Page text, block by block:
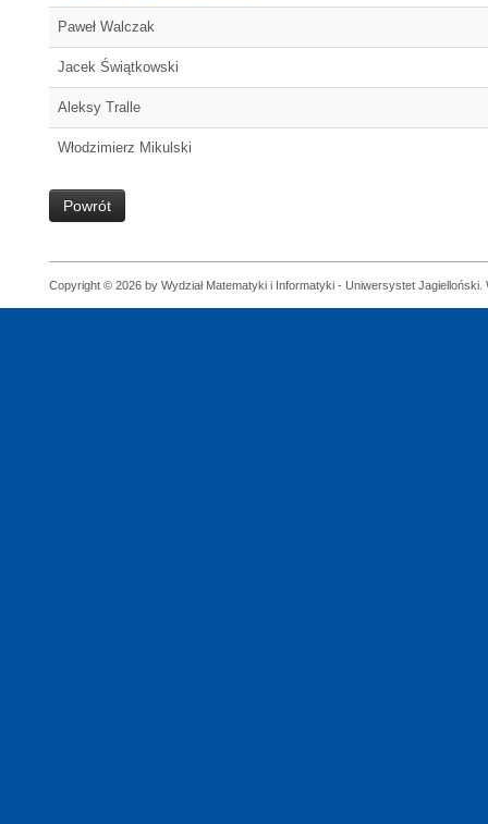
Paweł Walczak
Jacek Świątkowski
Aleksy Tralle
Włodzimierz Mikulski
Powrót
Copyright © 2026 by Wydział Matematyki i Informatyki - Uniwersystet